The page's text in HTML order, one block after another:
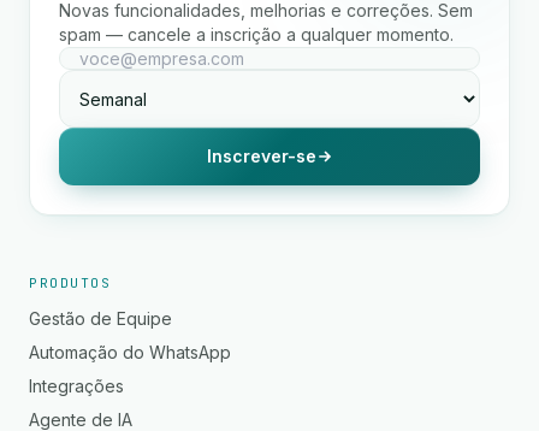
Novas funcionalidades, melhorias e correções. Sem
spam — cancele a inscrição a qualquer momento.
Inscrever-se
PRODUTOS
Gestão de Equipe
Automação do WhatsApp
Integrações
Agente de IA